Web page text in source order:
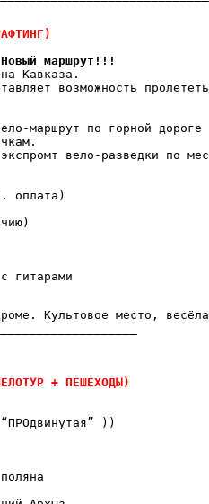
Новый маршрут!!!
Кавказа.
возможность
маршрут по горной
вело-разведки по
оплата)
гитарами
Культовое место,
+ ПЕШЕХОДЫ)
))